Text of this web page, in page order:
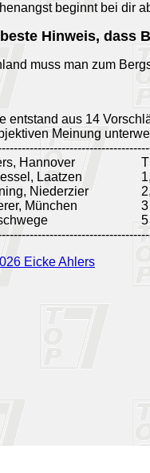
beginnt bei dir
Hinweis, dass
muss man zum
entstand aus 14
Meinung
Hannover
Laatzen
Niederzier
München
3
5
Eicke Ahlers